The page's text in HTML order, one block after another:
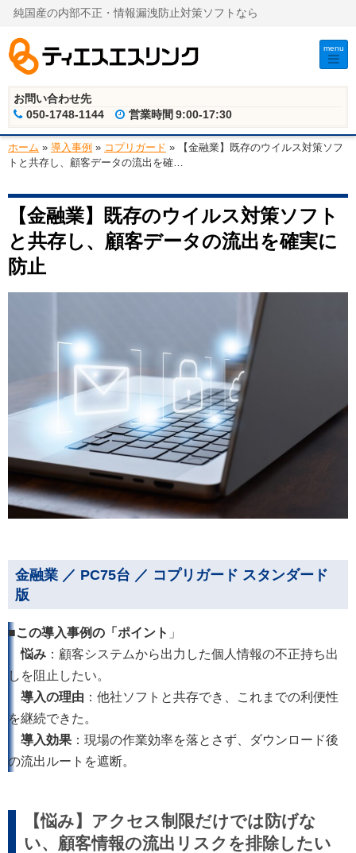
純国産の内部不正・情報漏洩防止対策ソフトなら
お問い合わせ先
050-1748-1144
営業時間 9:00-17:30
menu
ホーム » 導入事例 » コプリガード »
【金融業】既存のウイルス対策ソフ
トと共存し、顧客データの流出を確
【金融業】既存のウイルス対策ソフト
と共存し、顧客データの流出を確実に
防止
金融業 ／ PC75台 ／ コプリガード スタンダード
版
■この導入事例の「ポイント 」
悩み ：顧客システムから出力した個人情報の不正持ち出
しを阻止したい。
導入の理由 ：他社ソフトと共存でき、これまでの利便性
を継続できた。
導入効果 ：現場の作業効率を落とさず、ダウンロード後
の流出ルートを遮断。
【悩み】アクセス制限だけでは防げな
い、顧客情報の流出リスクを排除したい